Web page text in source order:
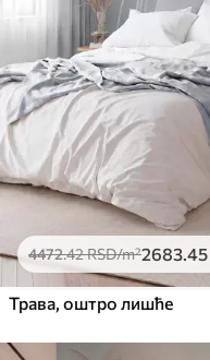
4472.42RSD/m²2683.45
Трава, оштро лишће